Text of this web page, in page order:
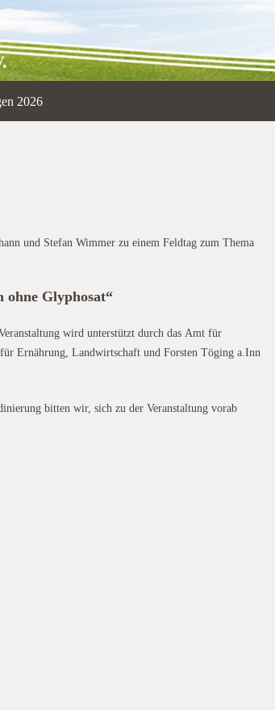
2026
und Stefan Wimmer zu einem Feldtag zum Thema
Glyphosat“
wird unterstützt durch das Amt für
Ernährung, Landwirtschaft und Forsten Töging a.Inn
bitten wir, sich zu der Veranstaltung vorab